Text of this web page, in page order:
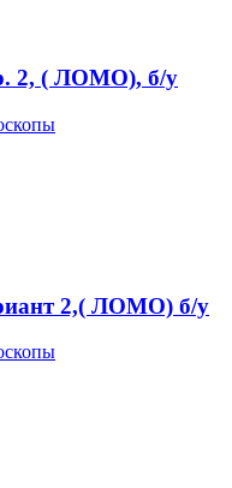
2, ( ЛОМО), б/у
2,( ЛОМО) б/у